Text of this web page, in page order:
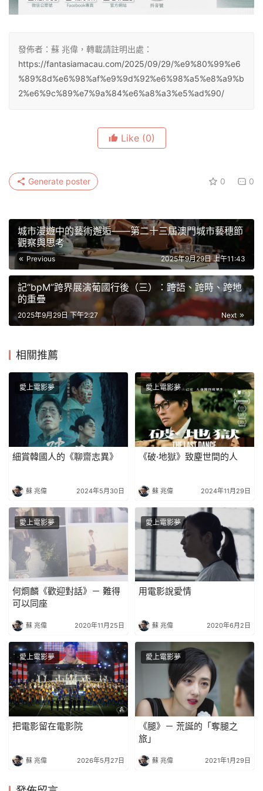
發佈者：蘇 兆偉，轉載請註明出處：
https://fantasiamacau.com/2025/09/29/%e9%80%99%e6
%89%8d%e6%98%af%e9%9d%92%e6%98%a5%e8%a9%b
2%e6%9c%89%e7%9a%84%e6%a8%a3%e5%ad%90/
Like (0)
0 0
Generate poster
城市漫遊中的藝術邂逅——第二十三屆澳門城市藝穗節
觀察與思考
Previous 2025年9月29日 上午11:43
記“bpM”跨界展演葡國行後（三）：跨語、跨時、跨地
的重疊
Next
2025年9月29日 下午2:27
相關推薦
愛上電影夢
細賞韓國人的《聊齋志異》
蘇 兆偉 2024年5月30日
愛上電影夢
《破·地獄》致塵世間的人
蘇 兆偉 2024年11月29日
愛上電影夢
何烱麟《歡迎對話》－ 難得
可以同座
蘇 兆偉 2020年11月25日
愛上電影夢
用電影說愛情
蘇 兆偉 2020年6月2日
愛上電影夢
把電影留在電影院
蘇 兆偉 2026年5月27日
愛上電影夢
《腿》－ 荒誕的「奪腿之
旅」
蘇 兆偉 2021年1月29日